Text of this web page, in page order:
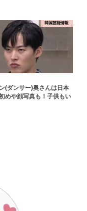
韓国芸能情報
(ダンサー)奥さんは日本
めや顔写真も！子供もい